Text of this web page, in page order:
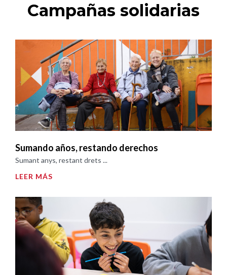
Campañas solidarias
Sumando años, restando derechos
Sumant anys, restant drets ...
LEER MÁS